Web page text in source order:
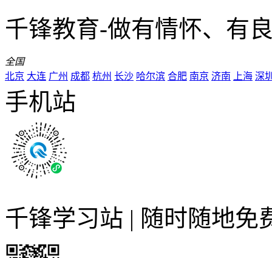
千锋教育-做有情怀、有
全国
北京 大连 广州 成都 杭州 长沙 哈尔滨 合肥 南京 济南 上海 深
手机站
千锋学习站 | 随时随地免